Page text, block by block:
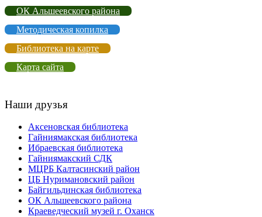
ОК Альшеевского района
Методическая копилка
Библиотека на карте
Карта сайта
Наши друзья
Аксеновская библиотека
Гайниямакская библиотека
Ибраевская библиотека
Гайниямакский СДК
МЦРБ Калтасинский район
ЦБ Нуримановский район
Байгильдинская библиотека
ОК Альшеевского района
Краеведческий музей г. Оханск